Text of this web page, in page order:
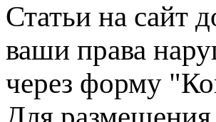
Статьи на сайт
ваши права
через форму